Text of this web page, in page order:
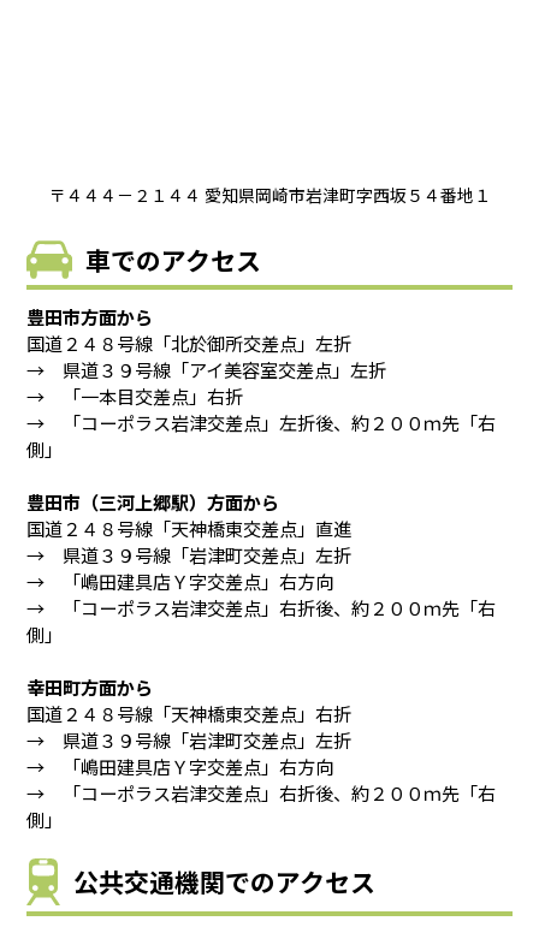
〒４４４－２１４４ 愛知県岡崎市岩津町字西坂５４番地１
車でのアクセス
豊田市方面から
国道２４８号線「北於御所交差点」左折
→ 県道３９号線「アイ美容室交差点」左折
→ 「一本目交差点」右折
→ 「コーポラス岩津交差点」左折後、約２００ｍ先「右
側」
豊田市（三河上郷駅）方面から
国道２４８号線「天神橋東交差点」直進
→ 県道３９号線「岩津町交差点」左折
→ 「嶋田建具店Ｙ字交差点」右方向
→ 「コーポラス岩津交差点」右折後、約２００ｍ先「右
側」
幸田町方面から
国道２４８号線「天神橋東交差点」右折
→ 県道３９号線「岩津町交差点」左折
→ 「嶋田建具店Ｙ字交差点」右方向
→ 「コーポラス岩津交差点」右折後、約２００ｍ先「右
側」
公共交通機関でのアクセス